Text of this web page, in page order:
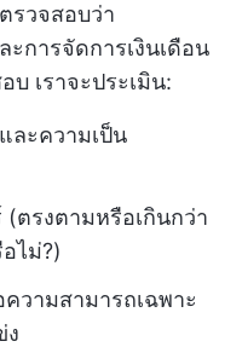
รวจสอบว่า
การจัดการเงินเดือน
เราจะประเมิน:
ละความเป็น
ตรงตามหรือเกินกว่า
ไม่?)
วามสามารถเฉพาะ
ง